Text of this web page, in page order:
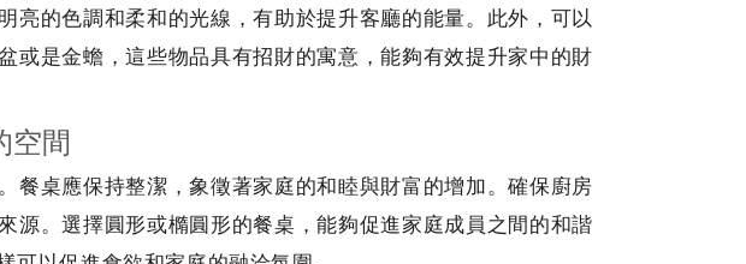
亮的色調和柔和的光線，有助於提升客廳的能量。此外，可以
或是金蟾，這些物品具有招財的寓意，能夠有效提升家中的財
空間
餐桌應保持整潔，象徵著家庭的和睦與財富的增加。確保廚房
源。選擇圓形或橢圓形的餐桌，能夠促進家庭成員之間的和諧